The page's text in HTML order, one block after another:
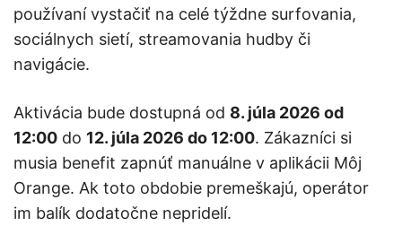
používaní vystačiť na celé týždne surfovania,
sociálnych sietí, streamovania hudby či
navigácie.
Aktivácia bude dostupná od 8. júla 2026 od
12:00 do 12. júla 2026 do 12:00. Zákazníci si
musia benefit zapnúť manuálne v aplikácii Môj
Orange. Ak toto obdobie premeškajú, operátor
im balík dodatočne nepridelí.